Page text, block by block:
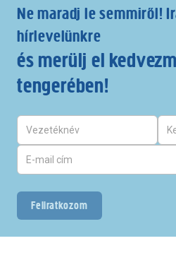
Ne maradj le semmiről!
hírlevelünkre
és merülj el
tengerében!
Feliratkozom